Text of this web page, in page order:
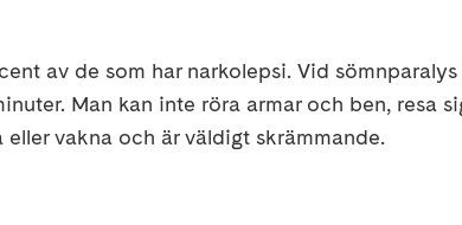
av de som har narkolepsi. Vid sömnparalys
Man kan inte röra armar och ben, resa
vakna och är väldigt skrämmande.